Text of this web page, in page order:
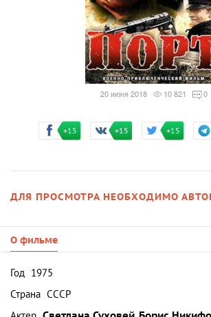
20 июня 2018 10 821 0
+15 +15 +15
ДЛЯ ПРОСМОТРА НЕОБХОДИМО
О фильме
Год 1975
Страна СССР